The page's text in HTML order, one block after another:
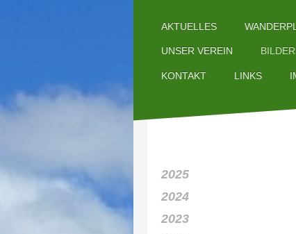
AKTUELLES
UNSER VEREIN
KONTAKT LINKS
2025
2024
2023